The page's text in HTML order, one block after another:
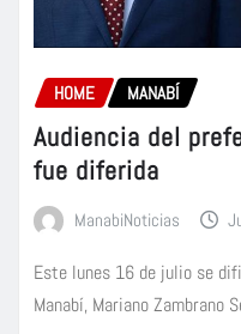
HOME MANABÍ
Audiencia del
fue diferida
ManabiNoticias
Este lunes 16 de julio se
Manabí, Mariano Zambrano